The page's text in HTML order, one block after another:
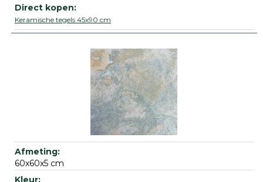
Keramische tegels 45x90 cm
60x60x5 cm